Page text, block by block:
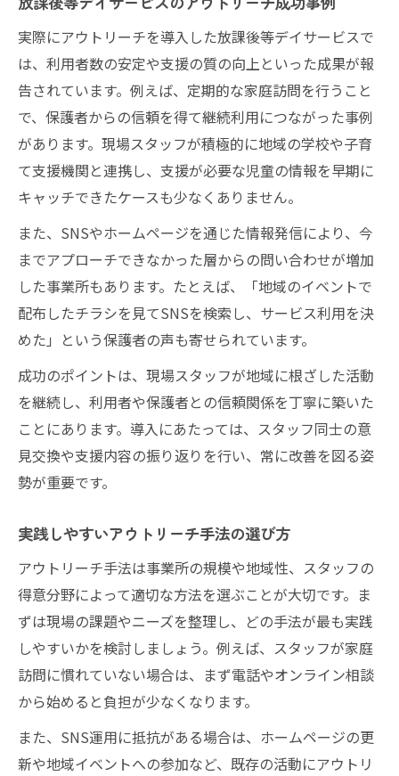
実際にアウトリーチを導入した放課後等デイサービスで
は、利用者数の安定や支援の質の向上といった成果が報
告されています。例えば、定期的な家庭訪問を行うこと
で、保護者からの信頼を得て継続利用につながった事例
があります。現場スタッフが積極的に地域の学校や子育
て支援機関と連携し、支援が必要な児童の情報を早期に
キャッチできたケースも少なくありません。
また、SNSやホームページを通じた情報発信により、今
までアプローチできなかった層からの問い合わせが増加
した事業所もあります。たとえば、「地域のイベントで
配布したチラシを見てSNSを検索し、サービス利用を決
めた」という保護者の声も寄せられています。
成功のポイントは、現場スタッフが地域に根ざした活動
を継続し、利用者や保護者との信頼関係を丁寧に築いた
ことにあります。導入にあたっては、スタッフ同士の意
見交換や支援内容の振り返りを行い、常に改善を図る姿
勢が重要です。
実践しやすいアウトリーチ手法の選び方
アウトリーチ手法は事業所の規模や地域性、スタッフの
得意分野によって適切な方法を選ぶことが大切です。ま
ずは現場の課題やニーズを整理し、どの手法が最も実践
しやすいかを検討しましょう。例えば、スタッフが家庭
訪問に慣れていない場合は、まず電話やオンライン相談
から始めると負担が少なくなります。
また、SNS運用に抵抗がある場合は、ホームページの更
新や地域イベントへの参加など、既存の活動にアウトリ